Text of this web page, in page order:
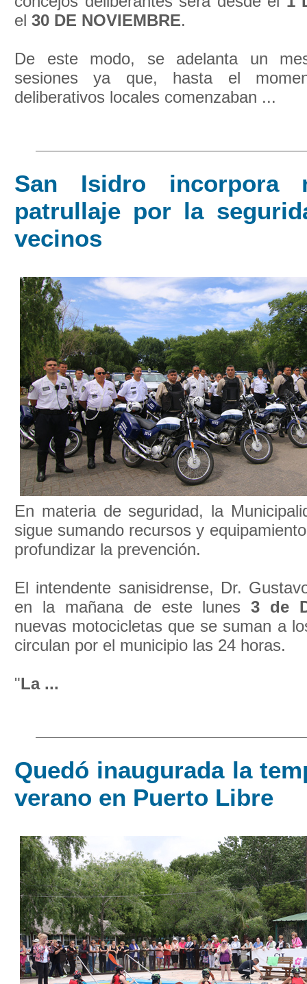
el 30 DE NOVIEMBRE.
De este modo, se adelanta un
sesiones ya que, hasta el
deliberativos locales comenzaban ...
San Isidro incorpora
patrullaje por la
vecinos
En materia de seguridad, la
sigue sumando recursos y
profundizar la prevención.
El intendente sanisidrense, Dr.
en la mañana de este lunes3 de
nuevas motocicletas que se suman a
circulan por el municipio las 24 horas.
"La ...
Quedó inaugurada la
verano en Puerto Libre